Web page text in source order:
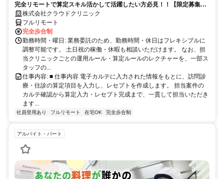
完全リモートで算定スキル活かして活躍したい方必見！！【限定募集】
完全リモート｜在宅医療レセプト算定（成果報酬型／業務委託）
株式会社クラウドクリニック
フルリモート
完全歩合制
勤務時間・曜日: 業務委託のため、勤務時間・休日はフレキシブルに
調整可能です。 土日祝の稼働・休暇も相談いただけます。 なお、担
当クリニックごとの運用ルール・算定ルールのレクチャーを、一部ス
タッフの...
仕事内容: ■ 仕事内容 電子カルテに入力された情報をもとに、訪問診
療・往診の算定項目を入力し、レセプトを作成します。 担当案件の
カルテ確認から算定入力・レセプト完成まで、一貫して担当いただき
ます...
社員登用あり フルリモート 在宅OK 完全歩合制
アルバイト・パート